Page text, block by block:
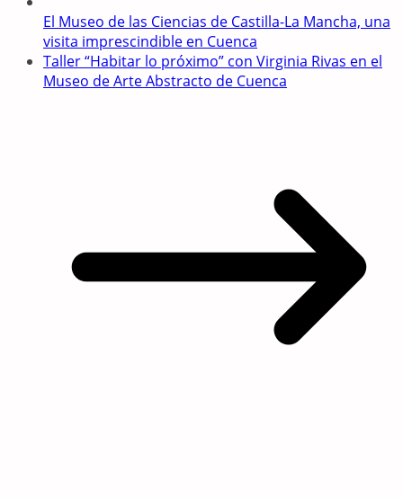
El Museo de las Ciencias de Castilla-La Mancha, una
visita imprescindible en Cuenca
Taller “Habitar lo próximo” con Virginia Rivas en el
Museo de Arte Abstracto de Cuenca